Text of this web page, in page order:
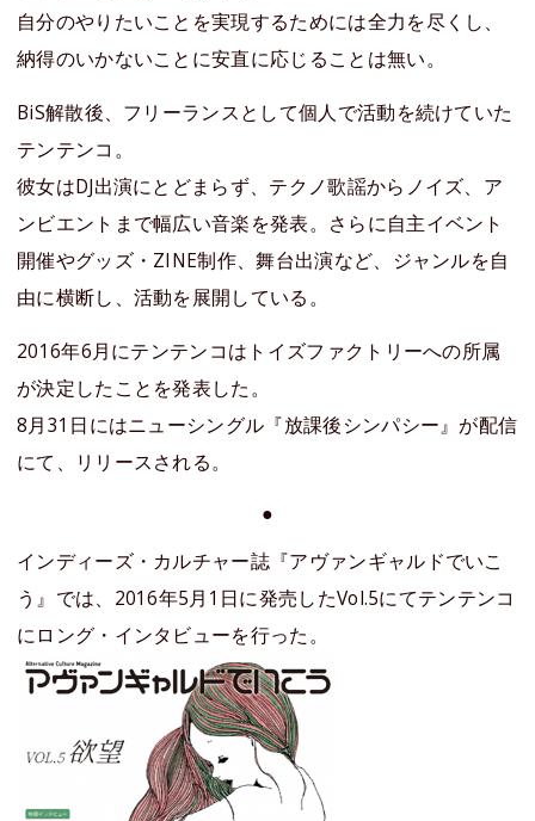
自分のやりたいことを実現するためには全力を尽くし、
納得のいかないことに安直に応じることは無い。
BiS解散後、フリーランスとして個人で活動を続けていた
テンテンコ。
彼女はDJ出演にとどまらず、テクノ歌謡からノイズ、ア
ンビエントまで幅広い音楽を発表。さらに自主イベント
開催やグッズ・ZINE制作、舞台出演など、ジャンルを自
由に横断し、活動を展開している。
2016年6月にテンテンコはトイズファクトリーへの所属
が決定したことを発表した。
8月31日にはニューシングル『放課後シンパシー』が配信
にて、リリースされる。
●
インディーズ・カルチャー誌『アヴァンギャルドでいこ
う』では、2016年5月1日に発売したVol.5にてテンテンコ
にロング・インタビューを行った。